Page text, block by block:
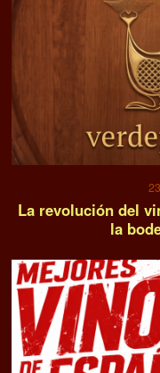
La revolución del
la